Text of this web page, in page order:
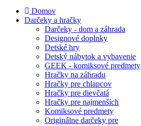
Domov
Darčeky a hračky
Darčeky - dom a záhrada
Designové doplnky
Detské hry
Detský nábytok a vybavenie
GEEK - komiksové predmety
Hračky na záhradu
Hračky pre chlapcov
Hračky pre dievčatá
Hračky pre najmenších
Komiksové predmety
Originálne darčeky pre